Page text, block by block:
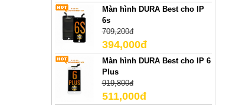
Màn hình DURA Best cho IP
6s
709,200đ
394,000đ
Màn hình DURA Best cho IP 6
Plus
919,800đ
511,000đ